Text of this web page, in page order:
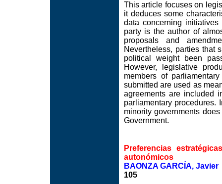
This article focuses on
it deduces some
data concerning
party is the author of
proposals and
Nevertheless, parties that
political weight been
However, legislative
members of
submitted are used as
agreements are included
parliamentary procedures.
minority governments
Government.
Preferencias
autonómicos
BAONZA GARCÍA, Javier
105